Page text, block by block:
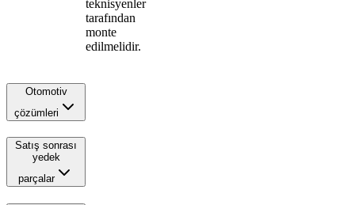
teknisyenler
tarafından
monte
edilmelidir.
Otomotiv
çözümleri
Satış sonrası
yedek
parçalar